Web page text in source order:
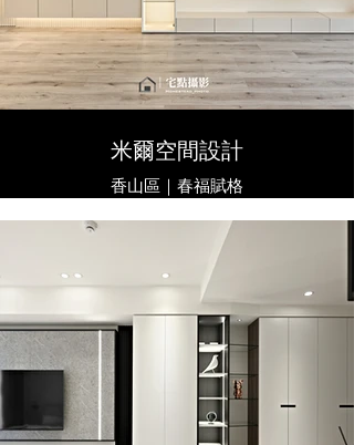
米爾空間設計
香山區｜春福賦格